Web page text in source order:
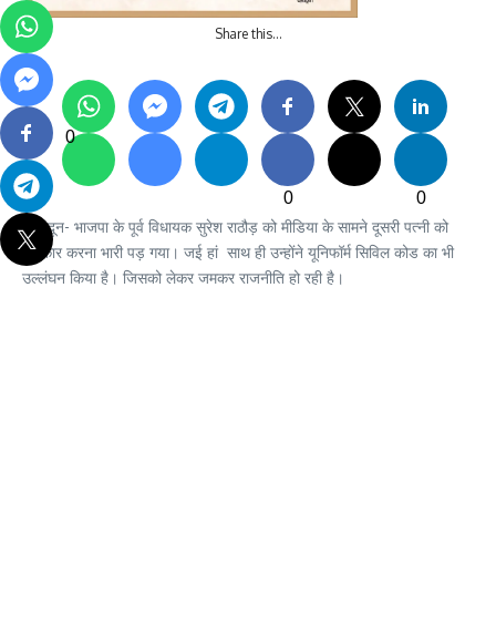
0
Share this…
0
0
देहरादून- भाजपा के पूर्व विधायक सुरेश राठौड़ को मीडिया के सामने दूसरी पत्नी को
स्वीकार करना भारी पड़ गया। जई हां साथ ही उन्होंने यूनिफॉर्म सिविल कोड का भी
उल्लंघन किया है। जिसको लेकर जमकर राजनीति हो रही है।